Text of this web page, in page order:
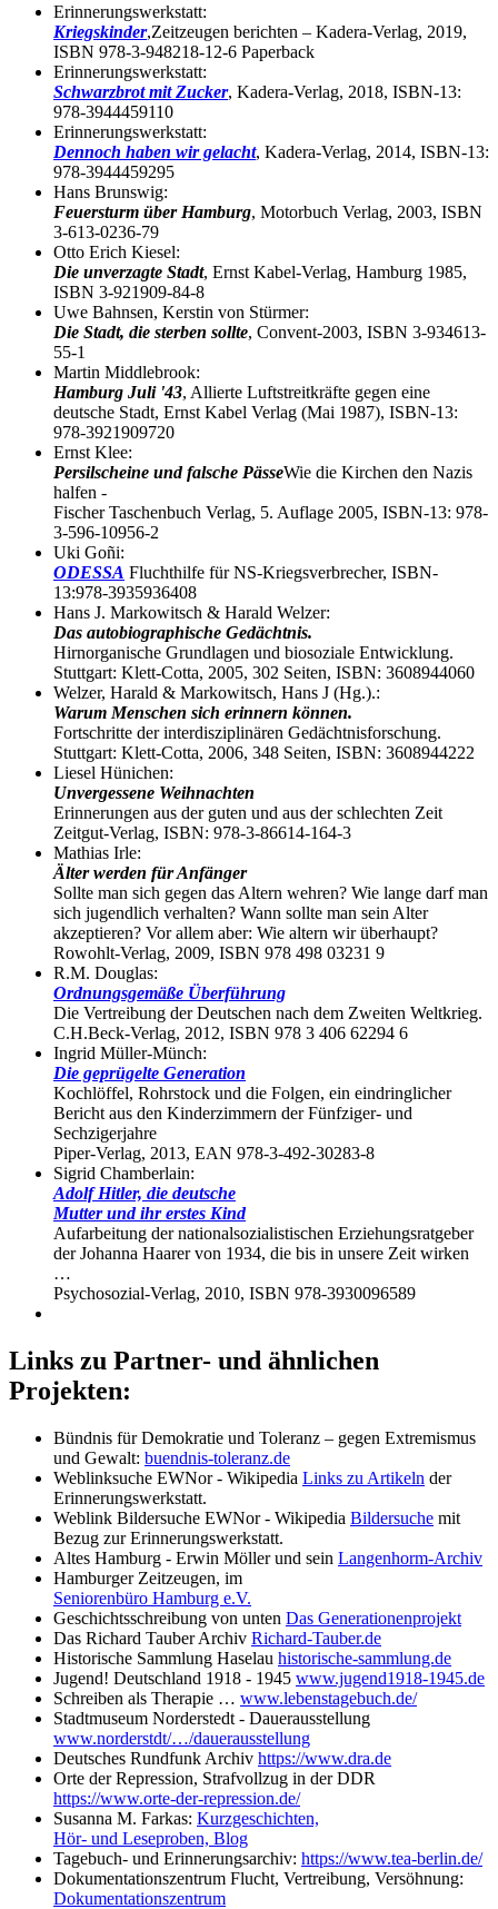
Erinnerungswerkstatt:
Kriegskinder,Zeitzeugen berichten – Kadera-Verlag, 2019,
ISBN 978-3-948218-12-6 Paperback
Erinnerungswerkstatt:
Schwarzbrot mit Zucker, Kadera-Verlag, 2018, ISBN-13:
978-3944459110
Erinnerungswerkstatt:
Dennoch haben wir gelacht, Kadera-Verlag, 2014, ISBN-13:
978-3944459295
Hans Brunswig:
Feuersturm über Hamburg, Motorbuch Verlag, 2003, ISBN
3-613-0236-79
Otto Erich Kiesel:
Die unverzagte Stadt, Ernst Kabel-Verlag, Hamburg 1985,
ISBN 3-921909-84-8
Uwe Bahnsen, Kerstin von Stürmer:
Die Stadt, die sterben sollte, Convent-2003, ISBN 3-934613-
55-1
Martin Middlebrook:
Hamburg Juli '43, Allierte Luftstreitkräfte gegen eine
deutsche Stadt, Ernst Kabel Verlag (Mai 1987), ISBN-13:
978-3921909720
Ernst Klee:
Persilscheine und falsche PässeWie die Kirchen den Nazis
halfen -
Fischer Taschenbuch Verlag, 5. Auflage 2005, ISBN-13: 978-
3-596-10956-2
Uki Goñi:
ODESSA Fluchthilfe für NS-Kriegsverbrecher, ISBN-
13:978-3935936408
Hans J. Markowitsch & Harald Welzer:
Das autobiographische Gedächtnis.
Hirnorganische Grundlagen und biosoziale Entwicklung.
Stuttgart: Klett-Cotta, 2005, 302 Seiten, ISBN: 3608944060
Welzer, Harald & Markowitsch, Hans J (Hg.).:
Warum Menschen sich erinnern können.
Fortschritte der interdisziplinären Gedächtnisforschung.
Stuttgart: Klett-Cotta, 2006, 348 Seiten, ISBN: 3608944222
Liesel Hünichen:
Unvergessene Weihnachten
Erinnerungen aus der guten und aus der schlechten Zeit
Zeitgut-Verlag, ISBN: 978-3-86614-164-3
Mathias Irle:
Älter werden für Anfänger
Sollte man sich gegen das Altern wehren? Wie lange darf man
sich jugendlich verhalten? Wann sollte man sein Alter
akzeptieren? Vor allem aber: Wie altern wir überhaupt?
Rowohlt-Verlag, 2009, ISBN 978 498 03231 9
R.M. Douglas:
Ordnungsgemäße Überführung
Die Vertreibung der Deutschen nach dem Zweiten Weltkrieg.
C.H.Beck-Verlag, 2012, ISBN 978 3 406 62294 6
Ingrid Müller-Münch:
Die geprügelte Generation
Kochlöffel, Rohrstock und die Folgen, ein eindringlicher
Bericht aus den Kinderzimmern der Fünfziger- und
Sechzigerjahre
Piper-Verlag, 2013, EAN 978-3-492-30283-8
Sigrid Chamberlain:
Adolf Hitler, die deutsche
Mutter und ihr erstes Kind
Aufarbeitung der nationalsozialistischen Erziehungsratgeber
der Johanna Haarer von 1934, die bis in unsere Zeit wirken
…
Psychosozial-Verlag, 2010, ISBN 978-3930096589
Links zu Partner- und ähnlichen
Projekten:
Bündnis für Demokratie und Toleranz – gegen Extremismus
und Gewalt: buendnis-toleranz.de
Weblinksuche EWNor - Wikipedia Links zu Artikeln der
Erinnerungswerkstatt.
Weblink Bildersuche EWNor - Wikipedia Bildersuche mit
Bezug zur Erinnerungswerkstatt.
Altes Hamburg - Erwin Möller und sein Langenhorm-Archiv
Hamburger Zeitzeugen, im
Seniorenbüro Hamburg e.V.
Geschichtsschreibung von unten Das Generationenprojekt
Das Richard Tauber Archiv Richard-Tauber.de
Historische Sammlung Haselau historische-sammlung.de
Jugend! Deutschland 1918 - 1945 www.jugend1918-1945.de
Schreiben als Therapie … www.lebenstagebuch.de/
Stadtmuseum Norderstedt - Dauerausstellung
www.norderstdt/…/dauerausstellung
Deutsches Rundfunk Archiv https://www.dra.de
Orte der Repression, Strafvollzug in der DDR
https://www.orte-der-repression.de/
Susanna M. Farkas: Kurzgeschichten,
Hör- und Leseproben, Blog
Tagebuch- und Erinnerungsarchiv: https://www.tea-berlin.de/
Dokumentationszentrum Flucht, Vertreibung, Versöhnung:
Dokumentationszentrum